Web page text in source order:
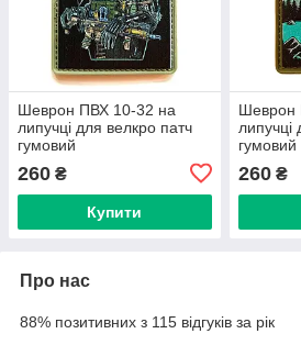
Шеврон ПВХ 10-32 на
липучці для велкро патч
гумовий
260 ₴
Купити
Шеврон
липучці
гумовий
260₴
Про нас
88% позитивних з 115 відгуків за рік